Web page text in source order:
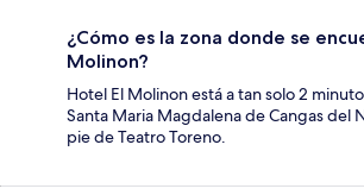
¿Cómo es la zona donde se
Molinon?
Hotel El Molinon está a tan solo 2
Santa Maria Magdalena de Cangas del
pie de Teatro Toreno.